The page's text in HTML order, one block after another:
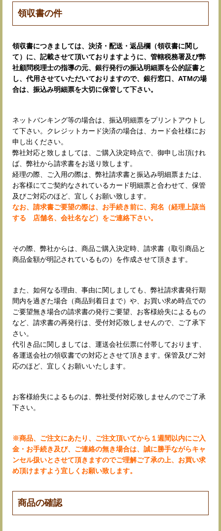
領収書の件
領収書につきましては、決済・配送・返品欄（領収書に関し
て）に、記載させて頂いておりますように、管轄税務署及び弊
社顧問税理士の指導の元、銀行発行の振込明細票を公的証書と
し、代用させていただいておりますので、銀行窓口、ATMの場
合は、振込み明細票を大切に保管して下さい。
ネットバンキング等の場合は、振込明細票をプリントアウトし
て下さい。クレジットカード決済の場合は、カード会社様にお
申し出ください。
弊社対応と致しましては、ご購入決定時点で、御申し出頂けれ
ば、弊社から請求書をお送り致します。
経理の際、ご入用の際は、弊社請求書と振込み明細票または、
お客様にてご契約なされているカード明細票と合わせて、保管
及びご対応のほど、宜しくお願い致します。
なお、請求書ご要望の際は、お手続き前に、宛名（経理上該当
する 店舗名、会社名など）をご連絡下さい。
その際、弊社からは、商品ご購入決定時、請求書（取引商品と
商品金額が明記されているもの）を作成させて頂きます。
また、如何なる理由、事由に関しましても、弊社請求書発行期
間内を過ぎた場合（商品到着日まで）や、お買い求め時点での
ご要望無き場合の請求書の発行ご要望、お客様紛失によるもの
など、請求書の再発行は、受付対応致しませんので、ご了承下
さい。
代引き品に関しましては、運送会社伝票に付帯しております、
各運送会社の領収書での対応とさせて頂きます。保管及びご対
応のほど、宜しくお願いいたします。
お客様紛失によるものは、弊社受付対応致しませんのでご了承
下さい。
※商品、ご注文にあたり、ご注文頂いてから１週間以内にご入
金・お手続き及び、ご連絡の無き場合は、誠に勝手ながらキャ
ンセル扱いとさせて頂きますのでご理解ご了承の上、お買い求
め頂けますよう宜しくお願い致します。
商品の確認